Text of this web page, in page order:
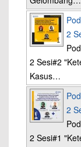
2
2 Sesi#2
Kasus…
2
2 Sesi#1